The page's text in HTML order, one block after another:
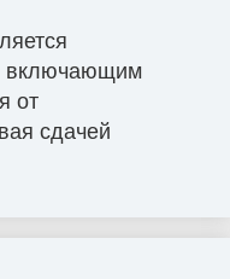
включающим
от
сдачей